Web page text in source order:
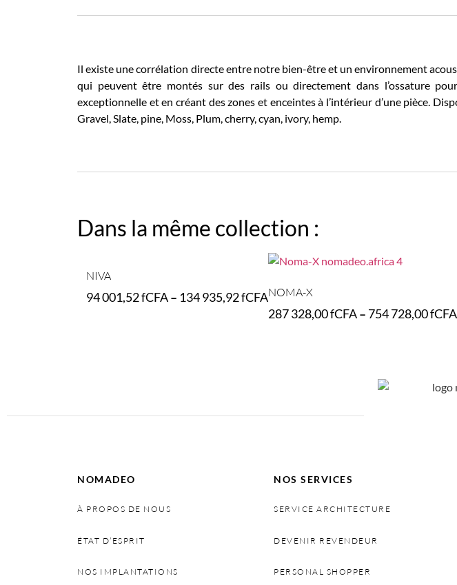
Il existe une corrélation directe entre notre bien-être et un environnement
qui peuvent être montés sur des rails ou directement dans l’ossature
exceptionnelle et en créant des zones et enceintes à l’intérieur d’une pièce.
Gravel, Slate, pine, Moss, Plum, cherry, cyan, ivory, hemp.
Dans la même collection :
NIVA
94 001,52fCFA– 134 935,92fCFANOMA-X
287 328,00fCFA– 754 728,00fCFA
NOMADEO
À PROPOS DE NOUS
ÉTAT D’ESPRIT
NOS IMPLANTATIONS
NOS SERVICES
SERVICE ARCHITECTURE
DEVENIR REVENDEUR
PERSONAL SHOPPER